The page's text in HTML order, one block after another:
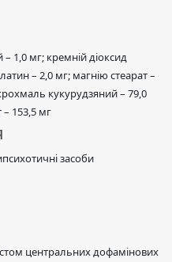
1,0 мг; кремній діоксид
– 2,0 мг; магнію стеарат –
кукурудзяний – 79,0
– 153,5 мг
засоби
центральних дофамінових